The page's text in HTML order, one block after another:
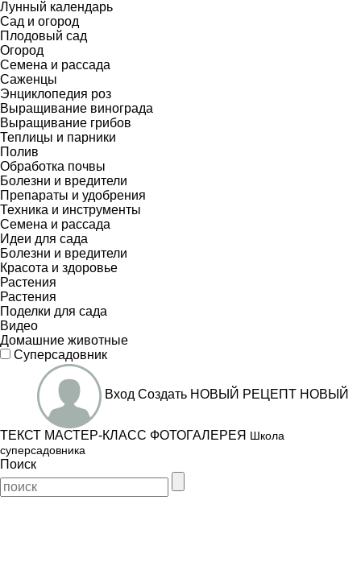
Лунный календарь
Сад и огород
Плодовый сад
Огород
Семена и рассада
Саженцы
Энциклопедия роз
Выращивание винограда
Выращивание грибов
Теплицы и парники
Полив
Обработка почвы
Болезни и вредители
Препараты и удобрения
Техника и инструменты
Семена и рассада
Идеи для сада
Болезни и вредители
Красота и здоровье
Растения
Растения
Поделки для сада
Видео
Домашние животные
Суперсадовник
Вход Создать НОВЫЙ РЕЦЕПТ НОВЫЙ
ТЕКСТ МАСТЕР-КЛАСС ФОТОГАЛЕРЕЯ Школа
суперсадовника
Поиск